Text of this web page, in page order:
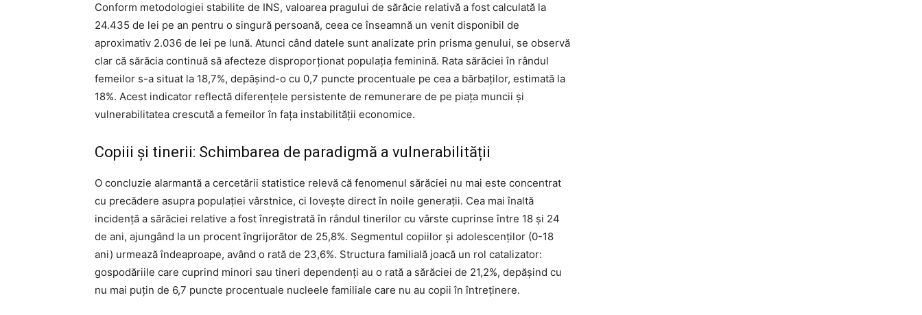
Conform metodologiei stabilite de INS, valoarea pragului de sărăcie relativă a fost calculată la
24.435 de lei pe an pentru o singură persoană, ceea ce înseamnă un venit disponibil de
aproximativ 2.036 de lei pe lună. Atunci când datele sunt analizate prin prisma genului, se observă
clar că sărăcia continuă să afecteze disproporționat populația feminină. Rata sărăciei în rândul
femeilor s-a situat la 18,7%, depășind-o cu 0,7 puncte procentuale pe cea a bărbaților, estimată la
18%. Acest indicator reflectă diferențele persistente de remunerare de pe piața muncii și
vulnerabilitatea crescută a femeilor în fața instabilității economice.
Copiii și tinerii: Schimbarea de paradigmă a vulnerabilității
O concluzie alarmantă a cercetării statistice relevă că fenomenul sărăciei nu mai este concentrat
cu precădere asupra populației vârstnice, ci lovește direct în noile generații. Cea mai înaltă
incidență a sărăciei relative a fost înregistrată în rândul tinerilor cu vârste cuprinse între 18 și 24
de ani, ajungând la un procent îngrijorător de 25,8%. Segmentul copiilor și adolescenților (0-18
ani) urmează îndeaproape, având o rată de 23,6%. Structura familială joacă un rol catalizator:
gospodăriile care cuprind minori sau tineri dependenți au o rată a sărăciei de 21,2%, depășind cu
nu mai puțin de 6,7 puncte procentuale nucleele familiale care nu au copii în întreținere.